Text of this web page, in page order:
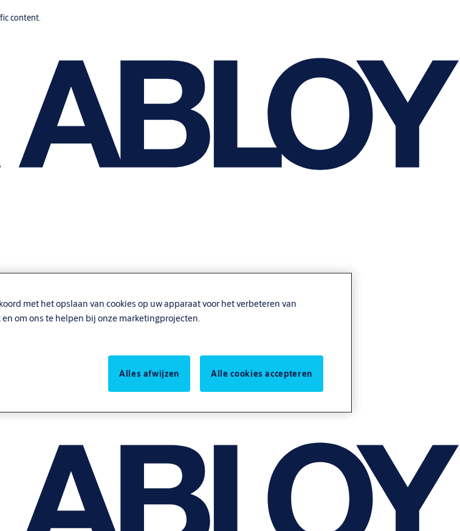
content.
met het opslaan van cookies op uw apparaat voor het verbeteren van
om ons te helpen bij onze marketingprojecten.
Alles afwijzen Alle cookies accepteren